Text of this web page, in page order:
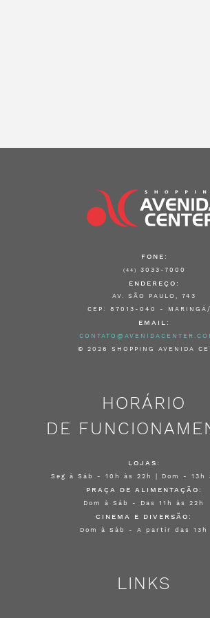
FONE:
(44) 3033-7000
ENDEREÇO:
AV. SÃO PAULO, 743
CEP: 87013-040 - MARINGÁ/
EMAIL:
© 2026 SHOPPING AVENIDA
HORÁRIO
DE
LOJAS:
Seg à Sáb - 10h às 22h | Dom - 13h
PRAÇA DE ALIMENTAÇÃO:
Dom à Sáb - Das 11h às 22h
CINEMA E DIVERSÃO:
Dom à Sáb - A partir das 13h
LINKS